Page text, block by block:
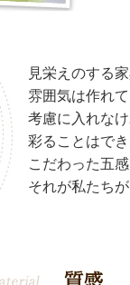
見栄えのする
雰囲気は作れ
考慮に入れな
彩ることはで
こだわった五
それが私たち